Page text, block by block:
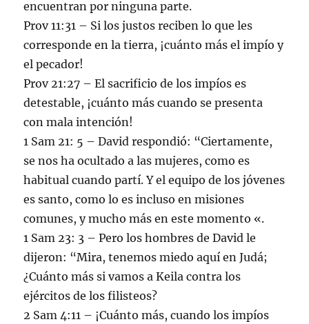
encuentran por ninguna parte.
Prov 11:31 – Si los justos reciben lo que les
corresponde en la tierra, ¡cuánto más el impío y
el pecador!
Prov 21:27 – El sacrificio de los impíos es
detestable, ¡cuánto más cuando se presenta
con mala intención!
1 Sam 21: 5 – David respondió: “Ciertamente,
se nos ha ocultado a las mujeres, como es
habitual cuando partí. Y el equipo de los jóvenes
es santo, como lo es incluso en misiones
comunes, y mucho más en este momento «.
1 Sam 23: 3 – Pero los hombres de David le
dijeron: “Mira, tenemos miedo aquí en Judá;
¿Cuánto más si vamos a Keila contra los
ejércitos de los filisteos?
2 Sam 4:11 – ¡Cuánto más, cuando los impíos